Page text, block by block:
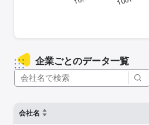
企業ごとのデータ一覧
会社名